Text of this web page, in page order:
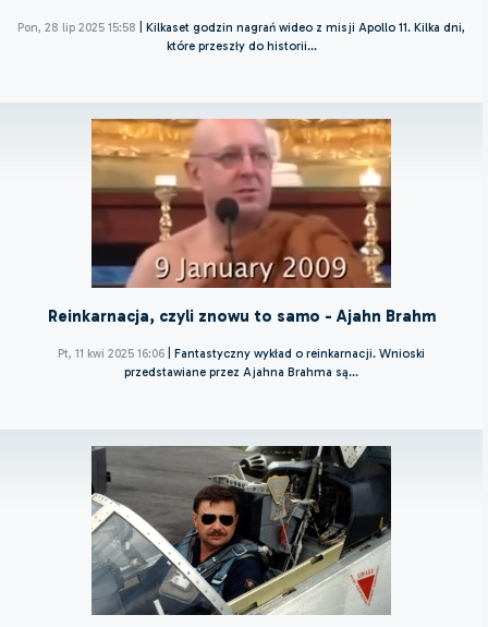
Pon, 28 lip 2025 15:58
Kilkaset godzin nagrań wideo z misji Apollo 11. Kilka dni,
które przeszły do historii...
Reinkarnacja, czyli znowu to samo - Ajahn Brahm
Pt, 11 kwi 2025 16:06
Fantastyczny wykład o reinkarnacji. Wnioski
przedstawiane przez Ajahna Brahma są...